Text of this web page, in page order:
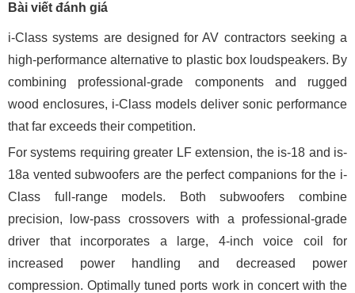
Bài viết đánh giá
i-Class systems are designed for AV contractors seeking a
high-performance alternative to plastic box loudspeakers. By
combining professional-grade components and rugged
wood enclosures, i-Class models deliver sonic performance
that far exceeds their competition.
For systems requiring greater LF extension, the is-18 and is-
18a vented subwoofers are the perfect companions for the i-
Class full-range models. Both subwoofers combine
precision, low-pass crossovers with a professional-grade
driver that incorporates a large, 4-inch voice coil for
increased power handling and decreased power
compression. Optimally tuned ports work in concert with the